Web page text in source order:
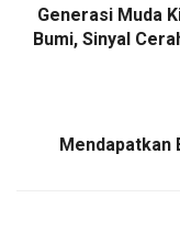
Generasi Muda
Bumi, Sinyal
Mendapatkan